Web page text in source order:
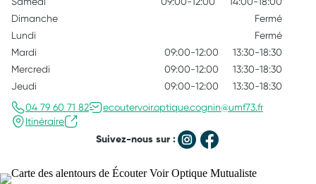
Dimanche
Fermé
Lundi
Fermé
Mardi
09:00-12:00
13:30-18:30
Mercredi
09:00-12:00
13:30-18:30
Jeudi
09:00-12:00
13:30-18:30
04 79 60 71 82
ecoutervoir.optique.cognin@umf73.fr
Itinéraire
Suivez-nous sur :